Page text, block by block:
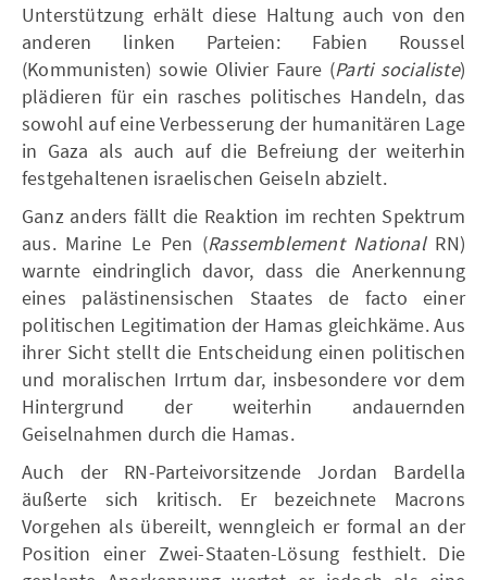
Unterstützung erhält diese Haltung auch von den
anderen linken Parteien: Fabien Roussel
(Kommunisten) sowie Olivier Faure (Parti socialiste)
plädieren für ein rasches politisches Handeln, das
sowohl auf eine Verbesserung der humanitären Lage
in Gaza als auch auf die Befreiung der weiterhin
festgehaltenen israelischen Geiseln abzielt.
Ganz anders fällt die Reaktion im rechten Spektrum
aus. Marine Le Pen (Rassemblement National RN)
warnte eindringlich davor, dass die Anerkennung
eines palästinensischen Staates de facto einer
politischen Legitimation der Hamas gleichkäme. Aus
ihrer Sicht stellt die Entscheidung einen politischen
und moralischen Irrtum dar, insbesondere vor dem
Hintergrund der weiterhin andauernden
Geiselnahmen durch die Hamas.
Auch der RN-Parteivorsitzende Jordan Bardella
äußerte sich kritisch. Er bezeichnete Macrons
Vorgehen als übereilt, wenngleich er formal an der
Position einer Zwei-Staaten-Lösung festhielt. Die